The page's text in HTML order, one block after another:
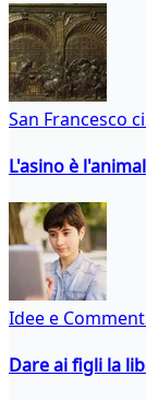
San Francesco
L'asino è
Idee e
Dare ai figli la